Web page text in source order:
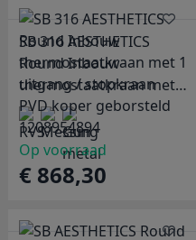
SB 316 AESTHETICS
Round Inbouw
thermostaatkraan met 1
uitgang / stopkraan
PVD koper geborsteld
1208954894
Op voorraad
€ 868,30